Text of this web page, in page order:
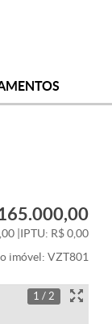
IPTU: R$ 0,00
imóvel: VZT801
1 / 2